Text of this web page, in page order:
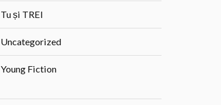
Tu și TREI
Uncategorized
Young Fiction